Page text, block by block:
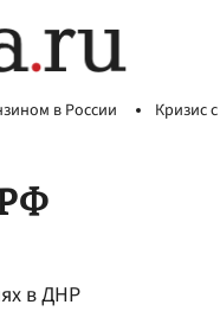
в России Кризис
в ДНР